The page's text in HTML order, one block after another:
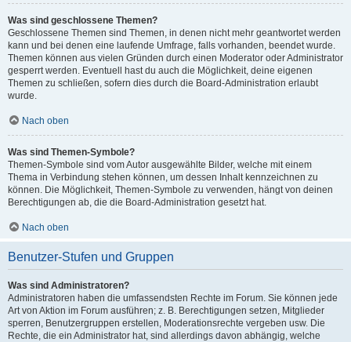
Was sind geschlossene Themen?
Geschlossene Themen sind Themen, in denen nicht mehr geantwortet werden
kann und bei denen eine laufende Umfrage, falls vorhanden, beendet wurde.
Themen können aus vielen Gründen durch einen Moderator oder Administrator
gesperrt werden. Eventuell hast du auch die Möglichkeit, deine eigenen
Themen zu schließen, sofern dies durch die Board-Administration erlaubt
wurde.
Nach oben
Was sind Themen-Symbole?
Themen-Symbole sind vom Autor ausgewählte Bilder, welche mit einem
Thema in Verbindung stehen können, um dessen Inhalt kennzeichnen zu
können. Die Möglichkeit, Themen-Symbole zu verwenden, hängt von deinen
Berechtigungen ab, die die Board-Administration gesetzt hat.
Nach oben
Benutzer-Stufen und Gruppen
Was sind Administratoren?
Administratoren haben die umfassendsten Rechte im Forum. Sie können jede
Art von Aktion im Forum ausführen; z. B. Berechtigungen setzen, Mitglieder
sperren, Benutzergruppen erstellen, Moderationsrechte vergeben usw. Die
Rechte, die ein Administrator hat, sind allerdings davon abhängig, welche